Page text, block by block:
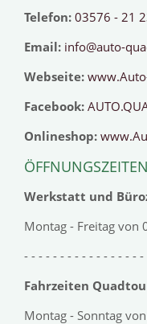
Telefon: 03576 - 21
Email: info@auto-
Webseite:
Facebook:
Onlineshop:
ÖFFNUNGSZEITEN
Werkstatt und
Montag - Freitag von
- - - - - - - - - - - - - - - -
Fahrzeiten
Montag - Sonntag